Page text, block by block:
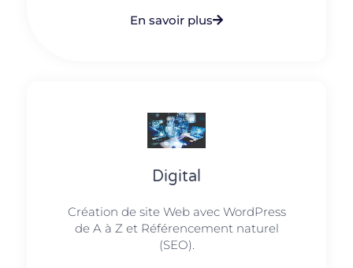
En savoir plus
Digital
Création de site Web avec WordPress
de A à Z et Référencement naturel
(SEO).